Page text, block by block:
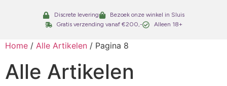
Discrete levering
Bezoek onze winkel in Sluis
Gratis verzending vanaf €200,-
Alleen 18+
Home / Alle Artikelen / Pagina 8
Alle Artikelen